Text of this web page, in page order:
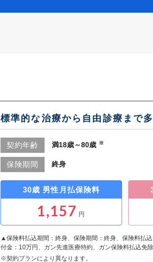
標準的な治療から自由診療まで
契約年齢 満18歳～80歳 ※
保険期間 終身
30歳 男性 月払保険料
1,157 円
▲保険料払込期間：終身、保険期間：終身、保険料払
付金：10万円、ガン先進医療特約、ガン保険料払込免
※契約プランにより異なります。